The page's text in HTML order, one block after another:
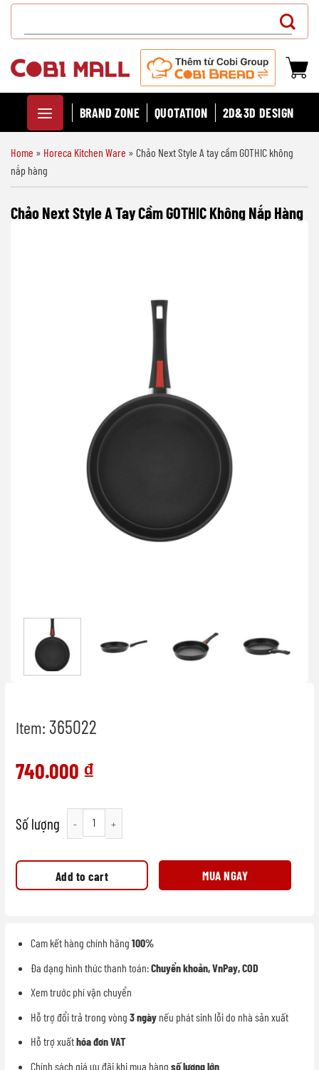
Chuyển
dung
for:
BRAND ZONE QUOTATION 2D&3D DESIGN
Home » Horeca Kitchen Ware » Chảo Next Style A tay cầm GOTHIC không
nắp hàng
Chảo Next Style A Tay Cầm GOTHIC Không Nắp Hàng
Item: 365022
740.000 ₫
Chảo Next Style A tay cầm GOTHIC không nắp hàng quantity
Add to cart MUA NGAY
Cam kết hàng chính hãng 100%
Đa dạng hình thức thanh toán:Chuyển khoản, VnPay, COD
Xem trước phí vận chuyển
Hỗ trợ đổi trả trong vòng 3 ngày nếu phát sinh lỗi do nhà sản xuất
Hỗ trợ xuấthóa đơn VAT
Chính sách giá ưu đãi khi mua hàng số lượng lớn